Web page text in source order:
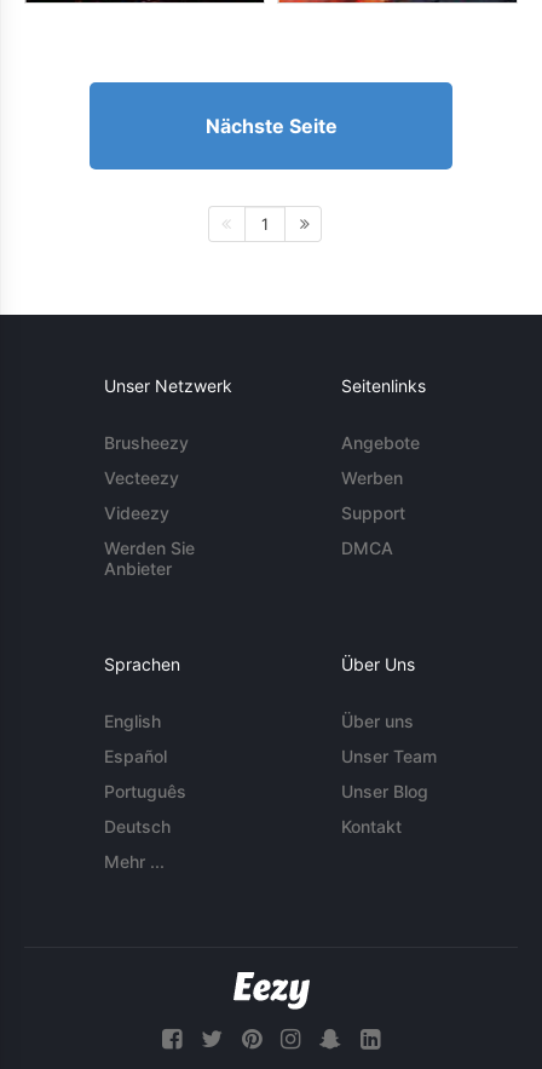
Nächste Seite
1
Unser Netzwerk
Brusheezy
Vecteezy
Videezy
Werden Sie
Anbieter
Seitenlinks
Angebote
Werben
Support
DMCA
Sprachen
English
Español
Português
Deutsch
Mehr ...
Über Uns
Über uns
Unser Team
Unser Blog
Kontakt